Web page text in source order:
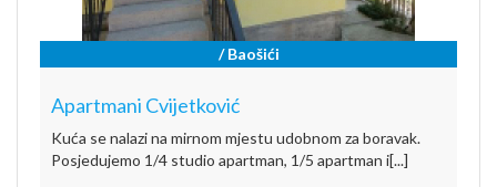
/ Baošići
Apartmani Cvijetković
Kuća se nalazi na mirnom mjestu udobnom za boravak.
Posjedujemo 1/4 studio apartman, 1/5 apartman i[...]